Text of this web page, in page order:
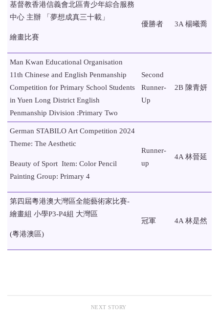
基督教香港信義會北區青少年綜合服務
中心 主辦 「夢想成真三十載」
繪畫比賽
優勝者 3A 楊曦喬
Man Kwan Educational Organisation
11th Chinese and English Penmanship
Competition for Primary School Students
in Yuen Long District English
Penmanship Division :Primary Two
Second
Runner-
Up
2B 陳青妍
German STABILO Art Competition 2024
Theme: The Aesthetic
Beauty of Sport Item: Color Pencil
Painting Group: Primary 4
Runner-
up
4A 林晉延
第四屆粵港澳大灣區全能藝術家比賽-
繪畫組 小學P3-P4組 大灣區
(粵港澳區)
冠軍 4A 林是然
NEXT STORY